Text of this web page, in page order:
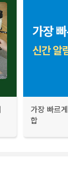
가장 빠르
합